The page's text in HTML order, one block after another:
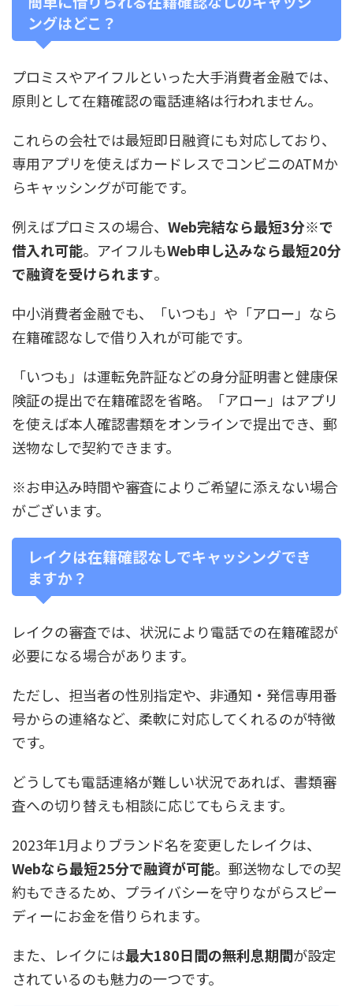
ングはどこ？
プロミスやアイフルといった大手消費者金融では、
原則として在籍確認の電話連絡は行われません。
これらの会社では最短即日融資にも対応しており、
専用アプリを使えばカードレスでコンビニのATMか
らキャッシングが可能です。
例えばプロミスの場合、 Web完結なら最短3分※で
借入れ可能。アイフルもWeb申し込みなら最短20分
で融資を受けられます。
中小消費者金融でも、「いつも」や「アロー」なら
在籍確認なしで借り入れが可能です。
「いつも」は運転免許証などの身分証明書と健康保
険証の提出で在籍確認を省略。「アロー」はアプリ
を使えば本人確認書類をオンラインで提出でき、郵
送物なしで契約できます。
※お申込み時間や審査によりご希望に添えない場合
がございます。
レイクは在籍確認なしでキャッシングでき
ますか？
レイクの審査では、状況により電話での在籍確認が
必要になる場合があります。
ただし、担当者の性別指定や、非通知・発信専用番
号からの連絡など、柔軟に対応してくれるのが特徴
です。
どうしても電話連絡が難しい状況であれば、書類審
査への切り替えも相談に応じてもらえます。
2023年1月よりブランド名を変更したレイクは、
Webなら最短25分で融資が可能。郵送物なしでの契
約もできるため、プライバシーを守りながらスピー
ディーにお金を借りられます。
また、レイクには最大180日間の無利息期間が設定
されているのも魅力の一つです。